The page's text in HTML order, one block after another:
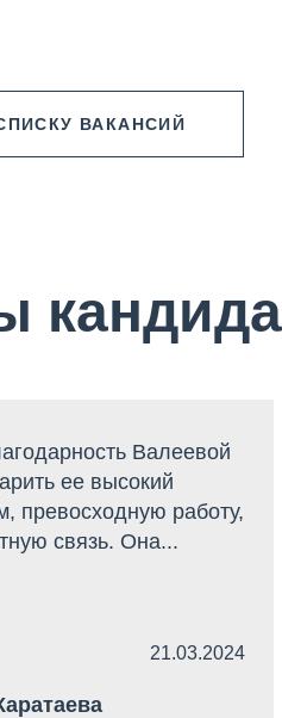
ВАКАНСИЙ
Валеевой
ее высокий
превосходную работу,
связь. Она...
21.03.2024